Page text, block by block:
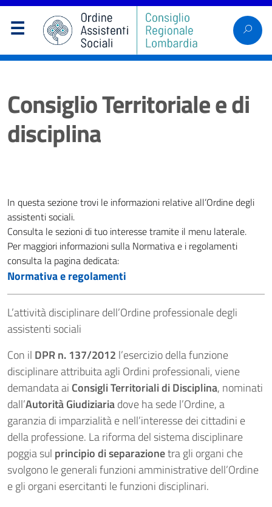
Consiglio Territoriale e di
disciplina
In questa sezione trovi le informazioni relative all’Ordine degli
assistenti sociali.
Consulta le sezioni di tuo interesse tramite il menu laterale.
Per maggiori informazioni sulla Normativa e i regolamenti
consulta la pagina dedicata:
Normativa e regolamenti
L’attività disciplinare dell’Ordine professionale degli
assistenti sociali
Con il DPR n. 137/2012 l’esercizio della funzione
disciplinare attribuita agli Ordini professionali, viene
demandata ai Consigli Territoriali di Disciplina, nominati
dall’Autorità Giudiziariadove ha sede l’Ordine, a
garanzia di imparzialità e nell’interesse dei cittadini e
della professione. La riforma del sistema disciplinare
poggia sul principio di separazionetra gli organi che
svolgono le generali funzioni amministrative dell’Ordine
e gli organi esercitanti le funzioni disciplinari.